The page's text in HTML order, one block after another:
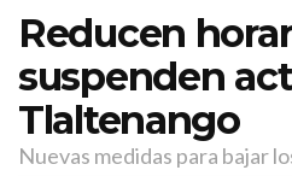
Reducen
suspenden
Tlaltenango
Nuevas medidas para bajar